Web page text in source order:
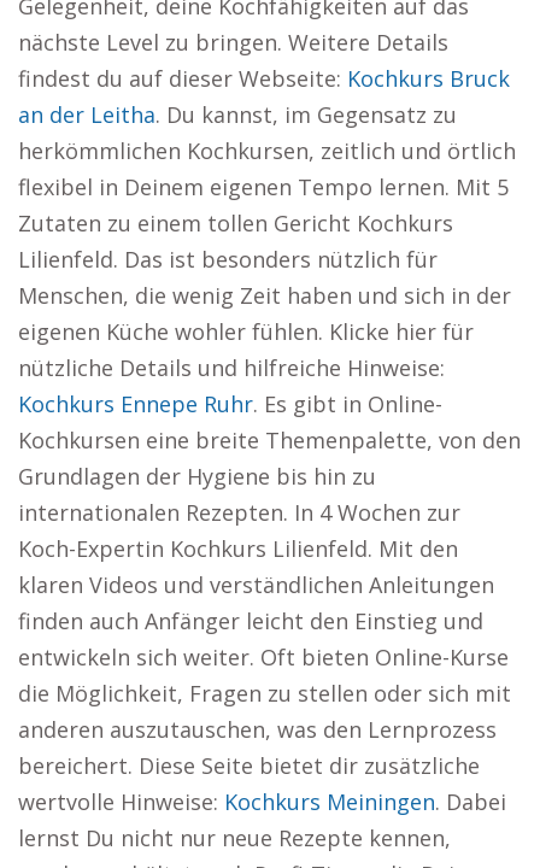
Gelegenheit, deine Kochfähigkeiten auf das
nächste Level zu bringen. Weitere Details
findest du auf dieser Webseite: Kochkurs Bruck
an der Leitha. Du kannst, im Gegensatz zu
herkömmlichen Kochkursen, zeitlich und örtlich
flexibel in Deinem eigenen Tempo lernen. Mit 5
Zutaten zu einem tollen Gericht Kochkurs
Lilienfeld. Das ist besonders nützlich für
Menschen, die wenig Zeit haben und sich in der
eigenen Küche wohler fühlen. Klicke hier für
nützliche Details und hilfreiche Hinweise:
Kochkurs Ennepe Ruhr. Es gibt in Online-
Kochkursen eine breite Themenpalette, von den
Grundlagen der Hygiene bis hin zu
internationalen Rezepten. In 4 Wochen zur
Koch-Expertin Kochkurs Lilienfeld. Mit den
klaren Videos und verständlichen Anleitungen
finden auch Anfänger leicht den Einstieg und
entwickeln sich weiter. Oft bieten Online-Kurse
die Möglichkeit, Fragen zu stellen oder sich mit
anderen auszutauschen, was den Lernprozess
bereichert. Diese Seite bietet dir zusätzliche
wertvolle Hinweise: Kochkurs Meiningen. Dabei
lernst Du nicht nur neue Rezepte kennen,